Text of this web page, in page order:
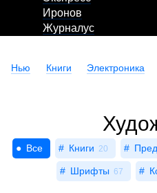
Иронов
Журналус
Нью Книги Электроника
Все Книги 20
Шрифты 67